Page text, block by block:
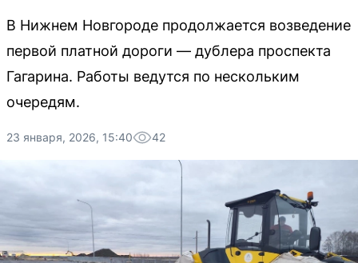
В Нижнем Новгороде продолжается возведение
первой платной дороги — дублера проспекта
Гагарина. Работы ведутся по нескольким
очередям.
23 января, 2026, 15:40 42